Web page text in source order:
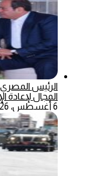
الرئيس
المجال لإعادة
6 أغسطس، 2026